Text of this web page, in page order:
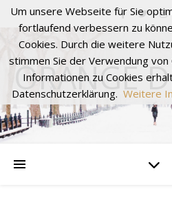
ORANGE
Um unsere Webseite für Sie
fortlaufend verbessern zu
Cookies. Durch die weitere
stimmen Sie der Verwendung von
Informationen zu Cookies
Datenschutzerklärung. Weitere